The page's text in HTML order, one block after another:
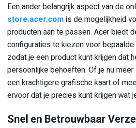
Een ander belangrijk aspect van de
store.acer.com is de mogelijkheid
producten aan te passen. Acer biedt
configuraties te kiezen voor
zodat je een product kunt krijgen dat
persoonlijke behoeften. Of je nu
een krachtigere grafische kaart of
ervoor dat je precies kunt krijgen wat
Snel en Betrouwbaar